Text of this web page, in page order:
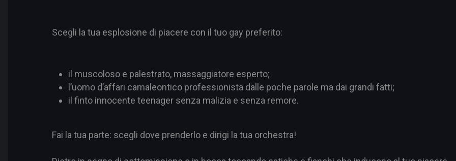
Scegli la tua esplosione di piacere con il tuo gay preferito:
il muscoloso e palestrato, massaggiatore esperto;
l’uomo d’affari camaleontico professionista dalle poche parole ma dai grandi fatti;
il finto innocente teenager senza malizia e senza remore.
Fai la tua parte: scegli dove prenderlo e dirigi la tua orchestra!